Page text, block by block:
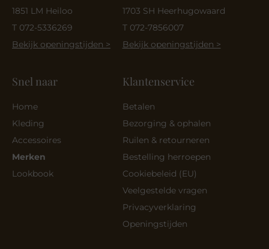
1851 LM Heiloo
T 072-5336269
Bekijk openingstijden >
1703 SH Heerhugowaard
T 072-7856007
Bekijk openingstijden >
Snel naar
Home
Kleding
Accessoires
Merken
Lookbook
Klantenservice
Betalen
Bezorging & ophalen
Ruilen & retourneren
Bestelling herroepen
Cookiebeleid (EU)
Veelgestelde vragen
Privacyverklaring
Openingstijden